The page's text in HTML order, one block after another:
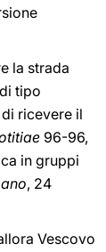
la strada
tipo
ricevere il
96-96,
in gruppi
, 24
Vescovo